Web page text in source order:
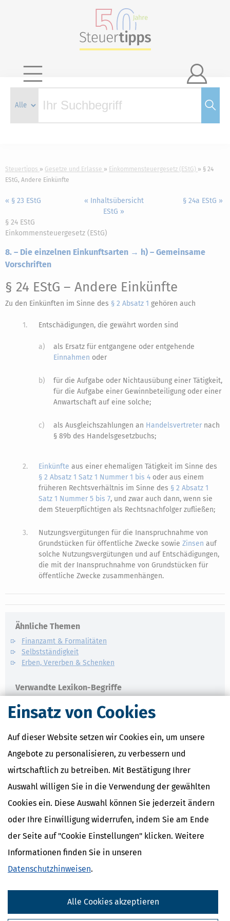
Einsatz von Cookies
Auf dieser Website setzen wir Cookies ein, um unsere
Angebote zu personalisieren, zu verbessern und
wirtschaftlich zu betreiben. Mit Bestätigung Ihrer
Auswahl willigen Sie in die Verwendung der gewählten
Cookies ein. Diese Auswahl können Sie jederzeit ändern
oder Ihre Einwilligung widerrufen, indem Sie am Ende
der Seite auf "Cookie Einstellungen" klicken. Weitere
Informationen finden Sie in unseren
Datenschutzhinweisen.
Alle Cookies akzeptieren

Steuertipps Gesetze und Erlasse Einkommensteuergesetz (EStG)
§ 24
EStG, Andere Einkünfte
« § 23 EStG
« Inhaltsübersicht
EStG »
§ 24a EStG »
§ 24 EStG
Einkommensteuergesetz (EStG)
8. – Die einzelnen Einkunftsarten → h) – Gemeinsame
Vorschriften
§ 24 EStG – Andere Einkünfte
Zu den Einkünften im Sinne des § 2 Absatz 1 gehören auch
1. Entschädigungen, die gewährt worden sind
a)
als Ersatz für entgangene oder entgehende
Einnahmen oder
b)
für die Aufgabe oder Nichtausübung einer Tätigkeit,
für die Aufgabe einer Gewinnbeteiligung oder einer
Anwartschaft auf eine solche;
c) als Ausgleichszahlungen an Handelsvertreter nach
§ 89b des Handelsgesetzbuchs;
2. Einkünfte aus einer ehemaligen Tätigkeit im Sinne des
§ 2 Absatz 1 Satz 1 Nummer 1 bis 4 oder aus einem
früheren Rechtsverhältnis im Sinne des § 2 Absatz 1
Satz 1 Nummer 5 bis 7, und zwar auch dann, wenn sie
dem Steuerpflichtigen als Rechtsnachfolger zufließen;
3.
Nutzungsvergütungen für die Inanspruchnahme von
Grundstücken für öffentliche Zwecke sowieZinsen auf
solche Nutzungsvergütungen und auf Entschädigungen,
die mit der Inanspruchnahme von Grundstücken für
öffentliche Zwecke zusammenhängen.
Ähnliche Themen
Finanzamt & Formalitäten
Selbstständigkeit
Erben, Vererben & Schenken
Verwandte Lexikon-Begriffe
Definition und Erklärung
Kapitalertragsteuer - Definition und
NACHDiGAL
Kommission